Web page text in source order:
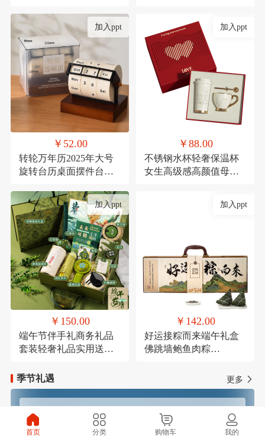
首页 分类 购物车 我的
加入ppt
￥52.00
转轮万年历2025年大号
旋转台历桌面摆件台历
加入ppt
￥88.00
不锈钢水杯轻奢保温杯
女生高级感高颜值母亲
加入ppt
￥150.00
端午节伴手礼商务礼品
套装轻奢礼品实用送客
品定制logo
加入ppt
￥142.00
好运接粽而来端午礼盒
佛跳墙鲍鱼肉粽
腿肉粽120g*1，鲜肉粽
120g*1，高汤蛋黄鲜肉
粽120g*1，玫瑰豆沙粽
120g*1，芋泥紫薯粽
120g*1，咸鸭蛋
季节礼遇 更多
春季焕新 夏季清凉